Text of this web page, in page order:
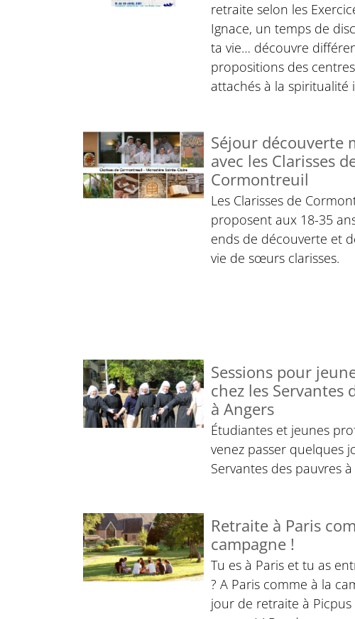
retraite selon les
Ignace, un temps de
ta vie… découvre
propositions des
attachés à la spiritualité
Séjour découverte
avec les Clarisses
Cormontreuil
Les Clarisses de
proposent aux 18-35
ends de découverte et
vie de sœurs clarisses.
Sessions pour
chez les Servantes
à Angers
Étudiantes et jeunes
venez passer quelques
Servantes des pauvres
Retraite à Paris
campagne !
Tu es à Paris et tu as
? A Paris comme à la
jour de retraite à Picpus